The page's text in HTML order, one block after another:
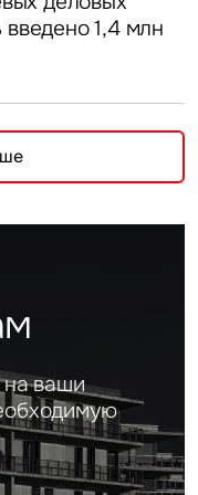
1,4 млн
на ваши